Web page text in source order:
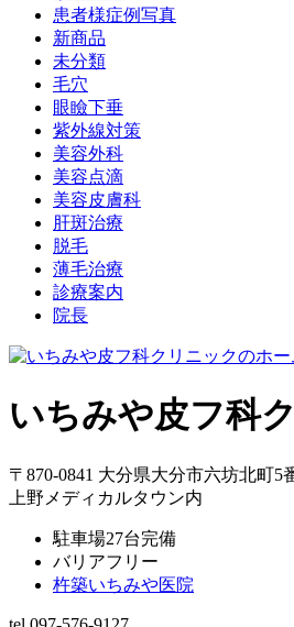
患者様症例写真
新商品
未分類
毛穴
眼瞼下垂
紫外線対策
美容外科
美容点滴
美容皮膚科
肝斑治療
脱毛
薄毛治療
診療案内
院長
いちみや皮フ科
〒870-0841 大分県大分市六坊北町5
上野メディカルタウン内
駐車場27台完備
バリアフリー
杵築いちみや医院